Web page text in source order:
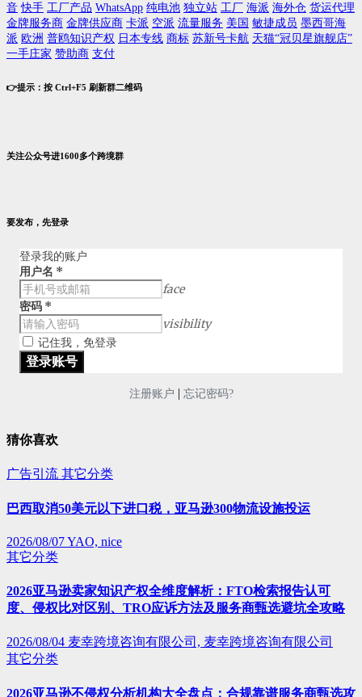
音 快手 工厂产品 WhatsApp 纯电池 独立站 工厂 海派 海外仓 货运代理
金牌服务商 金牌供应商 卡派 空派 流量服务 美国 敏捷成员 墨西哥海
派 欧洲 普鸥知识产权 日本专线 商标 苏新号卡航 天猫“冠贝星旗舰店”
一手庄家 赞助商 支付
👉提示：按 Ctrl+F5 刷新群二维码
关注公众号进1600多个跨境群
要发布，先登录
登录我的账户
用户名 *
face
密码 *
visibility
记住我，免登录
注册账户 | 忘记密码?
猜你喜欢
广告引流 其它分类
巴西取消50美元以下进口税，亚马逊300物流设施投运
2026/08/07YAO, nice
其它分类
2026亚马逊卖家知识产权全维度解析：FTO检索报告认可
度、侵权比对区别、TRO应诉方法及服务商甄选避坑全攻略
2026/08/04 麦幸跨境咨询有限公司, 麦幸跨境咨询有限公司
其它分类
2026亚马逊不侵权分析机构大全盘点：合规靠谱服务商甄选攻